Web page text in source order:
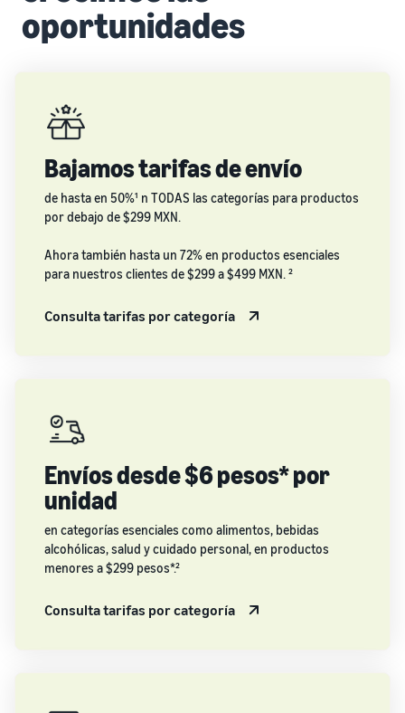
oportunidades
Bajamos tarifas de envío
de hasta en 50%¹ n TODAS las categorías para productos
por debajo de $299 MXN.
Ahora también hasta un 72% en productos esenciales
para nuestros clientes de $299 a $499 MXN. ²
Consulta tarifas por categoría
Envíos desde $6 pesos* por
unidad
en categorías esenciales como alimentos, bebidas
alcohólicas, salud y cuidado personal, en productos
menores a $299 pesos*.²
Consulta tarifas por categoría